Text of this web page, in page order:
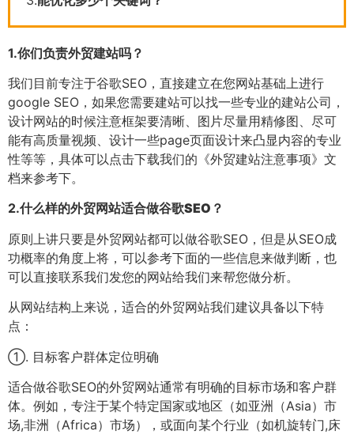
1.你们负责外贸建站吗？
我们目前专注于谷歌SEO，直接建立在您网站基础上进行
google SEO，如果您需要建站可以找一些专业的建站公司，
设计网站的时候注意框架要清晰、图片尽量用精修图、尽可
能有高质量视频、设计一些page页面设计来凸显内容的专业
性等等，具体可以点击下载我们的《外贸建站注意事项》文
档来参考下。
2.什么样的外贸网站适合做谷歌SEO？
原则上讲只要是外贸网站都可以做谷歌SEO，但是从SEO成
功概率的角度上将，可以参考下面的一些信息来做判断，也
可以直接联系我们发您的网站给我们来帮您做分析。
从网站结构上来说，适合的外贸网站我们建议具备以下特
点：
①. 目标客户群体定位明确
适合做谷歌SEO的外贸网站通常有明确的目标市场和客户群
体。例如，专注于某个特定国家或地区（如亚洲（Asia）市
场,非洲（Africa）市场），或面向某个行业（如机旋转门,床